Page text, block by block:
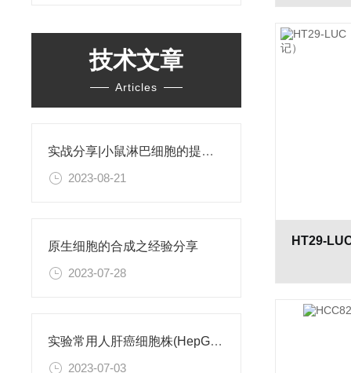
技术文章
Articles
实战分享|小鼠淋巴细胞的提取和分选之经验小结
2023-08-21
原生细胞的合成之经验分享
2023-07-28
实验常用人肝癌细胞株(HepG2/Hep3B,HuH-7,MHCC97H,PLC/PRF/5)怎么选？
2023-07-03